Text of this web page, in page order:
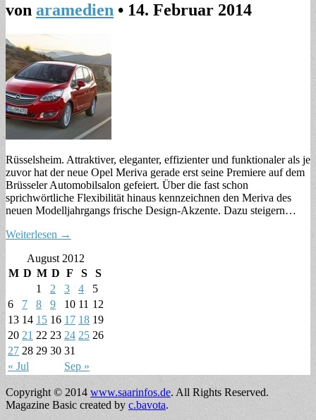
von aramedien • 14. Februar 2014
Rüsselsheim. Attraktiver, eleganter, effizienter und funktionaler als je
zuvor hat der neue Opel Meriva gerade erst seine Premiere auf dem
Brüsseler Automobilsalon gefeiert. Über die fast schon
sprichwörtliche Flexibilität hinaus kennzeichnen den Meriva des
neuen Modelljahrgangs frische Design-Akzente. Dazu steigern…
Weiterlesen →
August 2012
M D M D F S S
« Jul Sep »
1 2 3 4
5
6
7 8 9 10 11 12
13 14 15 16 17 18 19
20 21 22 23 24 25 26
27 28 29 30 31
Copyright © 2014 www.saarinfos.de. All Rights Reserved.
Magazine Basic created by c.bavota.